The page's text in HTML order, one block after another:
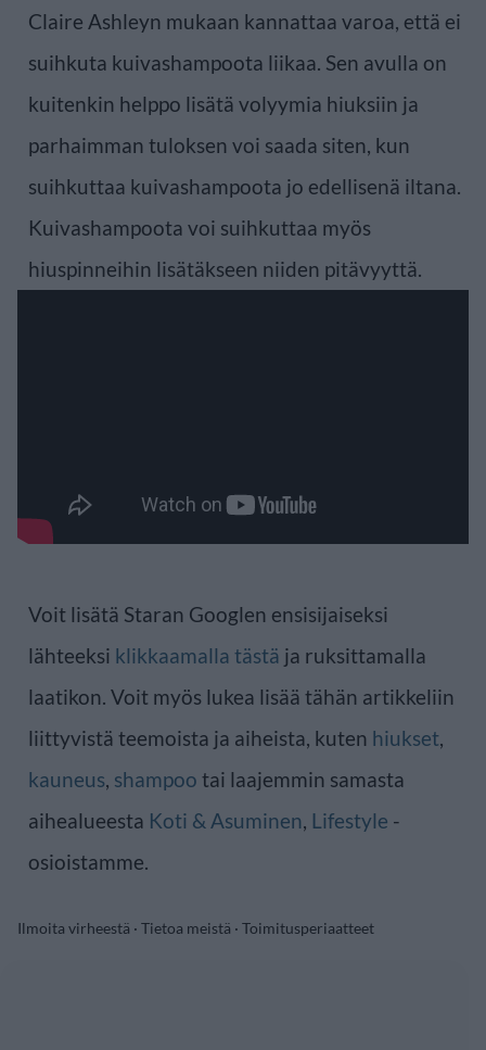
Claire Ashleyn mukaan kannattaa varoa, että ei
suihkuta kuivashampoota liikaa. Sen avulla on
kuitenkin helppo lisätä volyymia hiuksiin ja
parhaimman tuloksen voi saada siten, kun
suihkuttaa kuivashampoota jo edellisenä iltana.
Kuivashampoota voi suihkuttaa myös
hiuspinneihin lisätäkseen niiden pitävyyttä.
Voit lisätä Staran Googlen ensisijaiseksi
lähteeksi klikkaamalla tästä ja ruksittamalla
laatikon. Voit myös lukea lisää tähän artikkeliin
liittyvistä teemoista ja aiheista, kuten hiukset,
kauneus, shampoo tai laajemmin samasta
aihealueesta Koti & Asuminen, Lifestyle -
osioistamme.
Ilmoita virheestä · Tietoa meistä · Toimitusperiaatteet